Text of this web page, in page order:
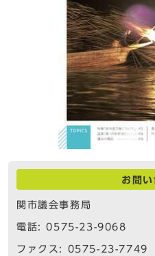
お問い
関市議会事務局
電話: 0575-23-9068
ファクス: 0575-23-7749